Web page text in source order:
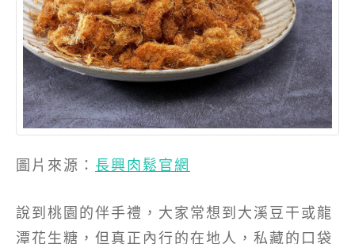
圖片來源： 長興肉鬆官網
說到桃園的伴手禮，大家常想到大溪豆干或龍
潭花生糖，但真正內行的在地人，私藏的口袋